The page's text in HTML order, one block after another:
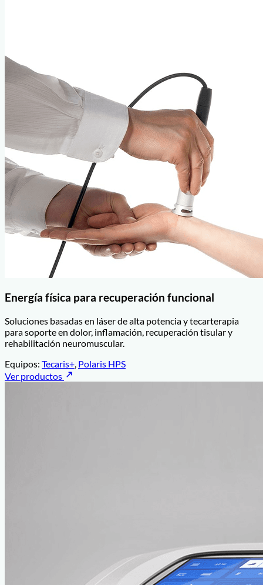
Energía física para recuperación funcional
Soluciones basadas en láser de alta potencia y tecarterapia
para soporte en dolor, inflamación, recuperación tisular y
rehabilitación neuromuscular.
Equipos: Tecaris+, Polaris HPS
Ver productos